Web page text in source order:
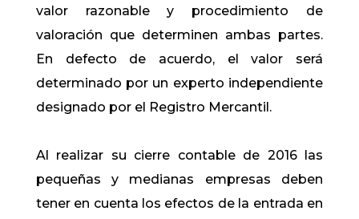
valor razonable y procedimiento de
valoración que determinen ambas partes.
En defecto de acuerdo, el valor será
determinado por un experto independiente
designado por el Registro Mercantil.
Al realizar su cierre contable de 2016 las
pequeñas y medianas empresas deben
tener en cuenta los efectos de la entrada en